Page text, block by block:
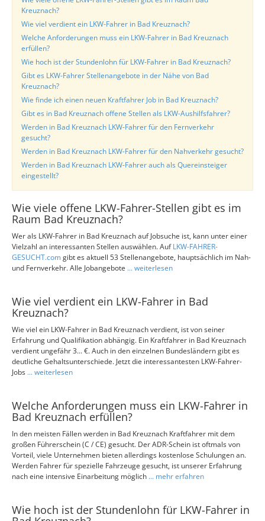
Kreuznach?
Wie viel verdient ein LKW-Fahrer in Bad Kreuznach?
Welche Anforderungen muss ein LKW-Fahrer in Bad Kreuznach
erfüllen?
Wie hoch ist der Stundenlohn für LKW-Fahrer in Bad Kreuznach?
Gibt es LKW-Fahrer Stellenangebote in der Nähe von Bad
Kreuznach?
Wie finde ich einen neuen Kraftfahrer Job in Bad Kreuznach?
Gibt es in Bad Kreuznach offene Stellen als LKW-Aushilfsfahrer?
Werden in Bad Kreuznach LKW-Fahrer für den Fernverkehr
gesucht?
Werden in Bad Kreuznach LKW-Fahrer für den Nahverkehr gesucht?
Werden in Bad Kreuznach LKW-Fahrer auch als Quereinsteiger
eingestellt?
Wie viele offene LKW-Fahrer-Stellen gibt es im
Raum Bad Kreuznach?
Wer als LKW-Fahrer in Bad Kreuznach auf Jobsuche ist, kann unter einer
Vielzahl an interessanten Stellen auswählen. AufLKW-FAHRER-
GESUCHT.comgibt es aktuell 53 Stellenangebote, hauptsächlich im Nah-
und Fernverkehr. Alle Jobangebote ... weiterlesen
Wie viel verdient ein LKW-Fahrer in Bad
Kreuznach?
Wie viel ein LKW-Fahrer in Bad Kreuznach verdient, ist von seiner
Erfahrung und Qualifikation abhängig. Ein Kraftfahrer in Bad Kreuznach
verdient ungefähr 3... €. Auch in den einzelnen Bundesländern gibt es
deutliche Gehaltsunterschiede. Jetzt die interessantesten LKW-Fahrer-
Jobs ... weiterlesen
Welche Anforderungen muss ein LKW-Fahrer in
Bad Kreuznach erfüllen?
In den meisten Fällen werden in Bad Kreuznach Kraftfahrer mit dem
großen Führerschein (C / CE) gesucht. Der ADR-Schein ist oftmals von
Vorteil, viele Unternehmen bieten allerdings kostenlose Schulungen an.
Werden Fahrer für spezielle Fahrzeuge gesucht, ist unserer Erfahrung
nach eine intensive Einarbeitung möglich ... mehr erfahren
Wie hoch ist der Stundenlohn für LKW-Fahrer in